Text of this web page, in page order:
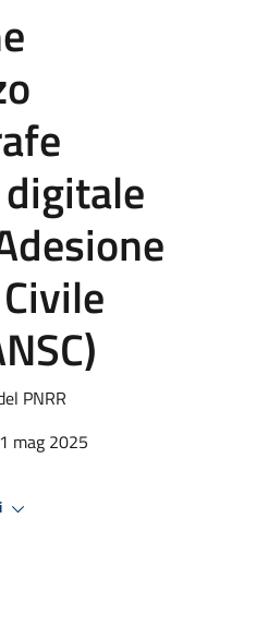
PNRR
mag 2025